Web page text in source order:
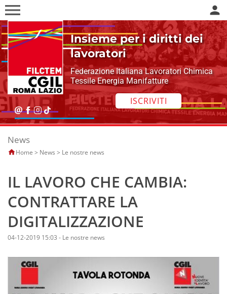
menu person
Insieme per i diritti dei
lavoratori
Federazione Italiana Lavoratori Chimica
Tessile Energia Manifatture
ISCRIVITI
News
Home > News > Le nostre news
IL LAVORO CHE CAMBIA:
CONTRATTARE LA
DIGITALIZZAZIONE
04-12-2019 15:03 - Le nostre news